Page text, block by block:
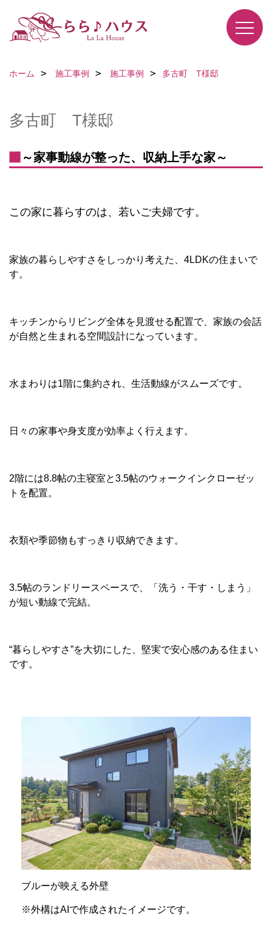
ホーム 施工事例 施工事例 多古町 T様邸
多古町 T様邸
～家事動線が整った、収納上手な家～
この家に暮らすのは、若いご夫婦です。
家族の暮らしやすさをしっかり考えた、4LDKの住まいで
す。
キッチンからリビング全体を見渡せる配置で、家族の会話
が自然と生まれる空間設計になっています。
水まわりは1階に集約され、生活動線がスムーズです。
日々の家事や身支度が効率よく行えます。
2階には8.8帖の主寝室と3.5帖のウォークインクローゼッ
トを配置。
衣類や季節物もすっきり収納できます。
3.5帖のランドリースペースで、「洗う・干す・しまう」
が短い動線で完結。
“暮らしやすさ”を大切にした、堅実で安心感のある住まい
です。
ブルーが映える外壁
※外構はAIで作成されたイメージです。